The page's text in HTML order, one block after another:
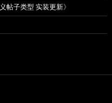
帖子类型 实装更新》